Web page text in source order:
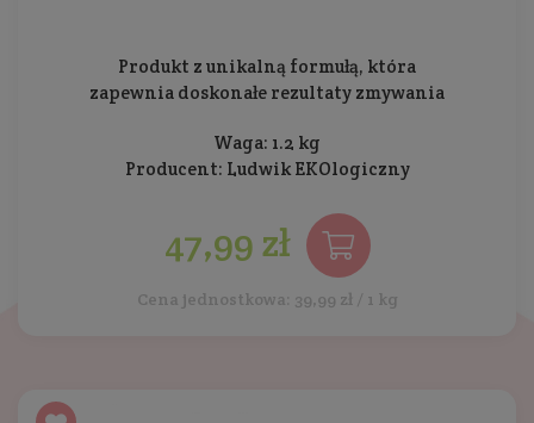
Produkt z unikalną formułą, która
zapewnia doskonałe rezultaty zmywania
Waga: 1.2 kg
Producent: Ludwik EKOlogiczny
47,99 zł
Cena jednostkowa: 39,99 zł / 1 kg